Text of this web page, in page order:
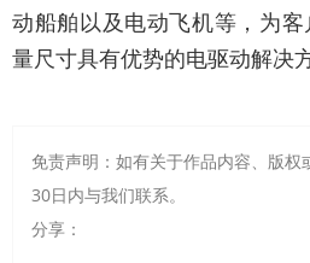
动船舶以及电动飞机等，为
量尺寸具有优势的电驱动解决
免责声明：如有关于作品内容、版
30日内与我们联系。
分享：